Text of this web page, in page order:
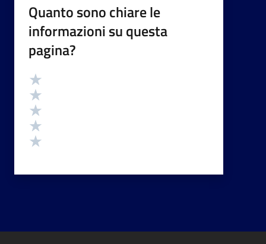
Quanto sono chiare le
informazioni su questa
pagina?
Valutazione